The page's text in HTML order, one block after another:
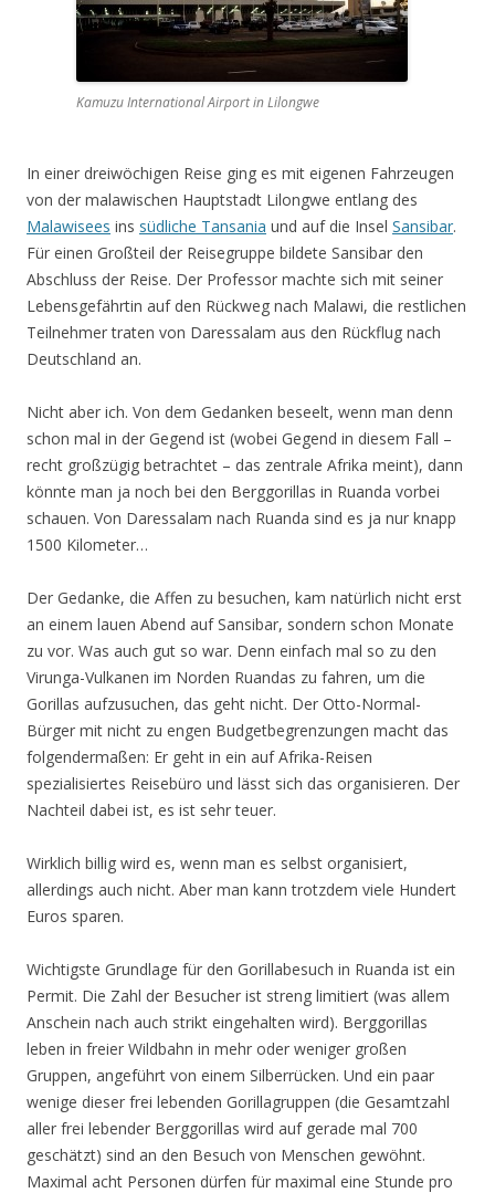
Kamuzu International Airport in Lilongwe
In einer dreiwöchigen Reise ging es mit eigenen Fahrzeugen
von der malawischen Hauptstadt Lilongwe entlang des
Malawisees ins südliche Tansania und auf die Insel Sansibar.
Für einen Großteil der Reisegruppe bildete Sansibar den
Abschluss der Reise. Der Professor machte sich mit seiner
Lebensgefährtin auf den Rückweg nach Malawi, die restlichen
Teilnehmer traten von Daressalam aus den Rückflug nach
Deutschland an.
Nicht aber ich. Von dem Gedanken beseelt, wenn man denn
schon mal in der Gegend ist (wobei Gegend in diesem Fall –
recht großzügig betrachtet – das zentrale Afrika meint), dann
könnte man ja noch bei den Berggorillas in Ruanda vorbei
schauen. Von Daressalam nach Ruanda sind es ja nur knapp
1500 Kilometer…
Der Gedanke, die Affen zu besuchen, kam natürlich nicht erst
an einem lauen Abend auf Sansibar, sondern schon Monate
zu vor. Was auch gut so war. Denn einfach mal so zu den
Virunga-Vulkanen im Norden Ruandas zu fahren, um die
Gorillas aufzusuchen, das geht nicht. Der Otto-Normal-
Bürger mit nicht zu engen Budgetbegrenzungen macht das
folgendermaßen: Er geht in ein auf Afrika-Reisen
spezialisiertes Reisebüro und lässt sich das organisieren. Der
Nachteil dabei ist, es ist sehr teuer.
Wirklich billig wird es, wenn man es selbst organisiert,
allerdings auch nicht. Aber man kann trotzdem viele Hundert
Euros sparen.
Wichtigste Grundlage für den Gorillabesuch in Ruanda ist ein
Permit. Die Zahl der Besucher ist streng limitiert (was allem
Anschein nach auch strikt eingehalten wird). Berggorillas
leben in freier Wildbahn in mehr oder weniger großen
Gruppen, angeführt von einem Silberrücken. Und ein paar
wenige dieser frei lebenden Gorillagruppen (die Gesamtzahl
aller frei lebender Berggorillas wird auf gerade mal 700
geschätzt) sind an den Besuch von Menschen gewöhnt.
Maximal acht Personen dürfen für maximal eine Stunde pro